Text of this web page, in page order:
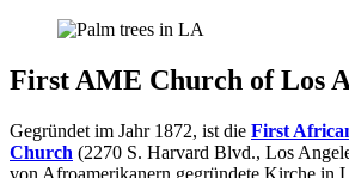
First AME Church of Los
Gegründet im Jahr 1872, ist die First
Church (2270 S. Harvard Blvd., Los
von Afroamerikanern gegründete Kirche in